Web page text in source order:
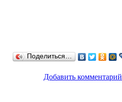
Поделиться…
Добавить комментарий